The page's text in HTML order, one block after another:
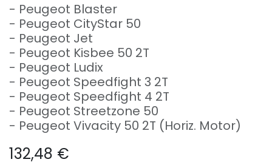
- Peugeot Blaster
- Peugeot CityStar 50
- Peugeot Jet
- Peugeot Kisbee 50 2T
- Peugeot Ludix
- Peugeot Speedfight 3 2T
- Peugeot Speedfight 4 2T
- Peugeot Streetzone 50
- Peugeot Vivacity 50 2T (Horiz. Motor)
132,48 €